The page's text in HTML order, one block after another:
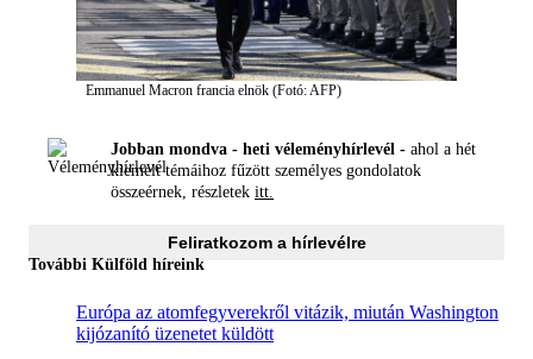
Emmanuel Macron francia elnök (Fotó: AFP)
Jobban mondva - heti véleményhírlevél - ahol a hét
kiemelt témáihoz fűzött személyes gondolatok
összeérnek, részletek itt.
Feliratkozom a hírlevélre
További Külföld híreink
Európa az atomfegyverekről vitázik, miután Washington
kijózanító üzenetet küldött